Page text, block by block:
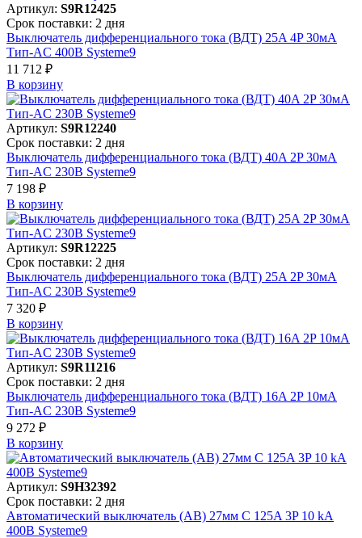
Артикул: S9R12425
Срок поставки: 2 дня
Выключатель дифференциального тока (ВДТ) 25A 4P 30мА
Тип-AC 400В Systeme9
11 712 ₽
В корзинy
Артикул: S9R12240
Срок поставки: 2 дня
Выключатель дифференциального тока (ВДТ) 40A 2P 30мА
Тип-AC 230В Systeme9
7 198 ₽
В корзинy
Артикул: S9R12225
Срок поставки: 2 дня
Выключатель дифференциального тока (ВДТ) 25A 2P 30мА
Тип-AC 230В Systeme9
7 320 ₽
В корзинy
Артикул: S9R11216
Срок поставки: 2 дня
Выключатель дифференциального тока (ВДТ) 16A 2P 10мА
Тип-AC 230В Systeme9
9 272 ₽
В корзинy
Артикул: S9H32392
Срок поставки: 2 дня
Автоматический выключатель (АВ) 27мм C 125A 3P 10 kA
400В Systeme9